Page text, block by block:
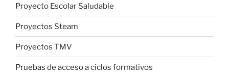
Proyecto Escolar Saludable
Proyectos Steam
Proyectos TMV
Pruebas de acceso a ciclos formativos